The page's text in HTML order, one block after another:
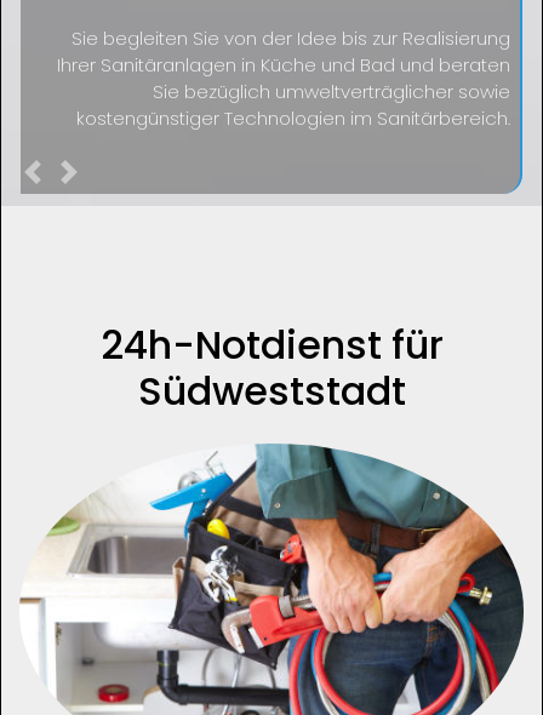
Sie begleiten Sie von der Idee bis zur Realisierung
Ihrer Sanitäranlagen in Küche und Bad und beraten
Sie bezüglich umweltverträglicher sowie
kostengünstiger Technologien im Sanitärbereich.
Previous
24h-Notdienst für
Südweststadt